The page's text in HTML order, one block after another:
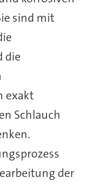
sind mit
die
exakt
Schlauch
der